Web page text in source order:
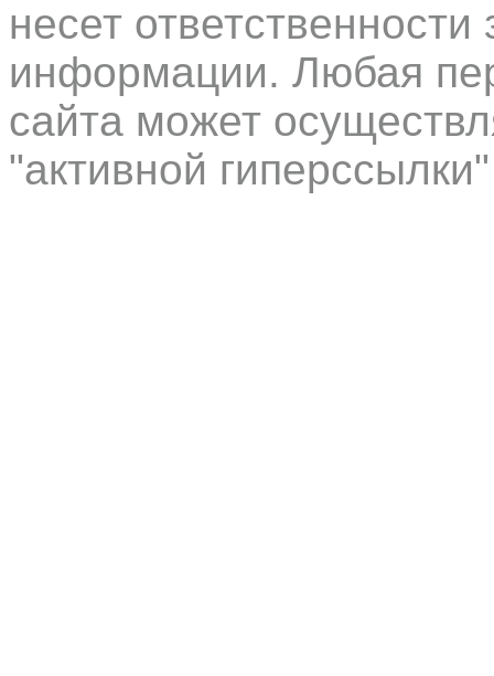
несет
информации. Любая
сайта может
"активной